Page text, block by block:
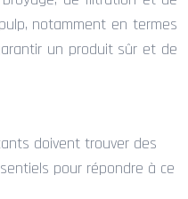
notamment en termes
un produit sûr et de
doivent trouver des
pour répondre à ce